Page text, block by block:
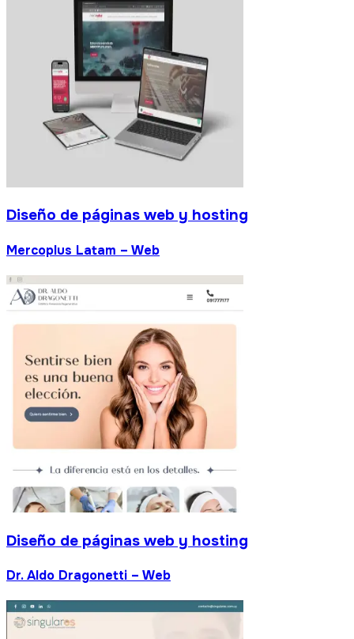
Diseño de
web y hosting
Web